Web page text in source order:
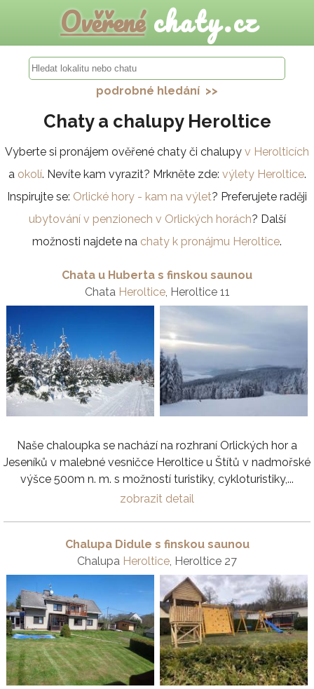
Ověřenéchaty.cz
podrobné hledání >>
Chaty a chalupy Heroltice
Vyberte si pronájem ověřené chaty či chalupy v Herolticích
a okolí. Nevíte kam vyrazit? Mrkněte zde: výlety Heroltice.
Inspirujte se: Orlické hory - kam na výlet? Preferujete raději
ubytování v penzionech v Orlických horách? Další
možnosti najdete na chaty k pronájmu Heroltice.
Chata u Huberta s finskou saunou
Chata Heroltice, Heroltice 11
Naše chaloupka se nachází na rozhraní Orlických hor a
Jeseníků v malebné vesničce Heroltice u Štítů v nadmořské
výšce 500m n. m. s možností turistiky, cykloturistiky,...
zobrazit detail
Chalupa Didule s finskou saunou
Chalupa Heroltice, Heroltice 27